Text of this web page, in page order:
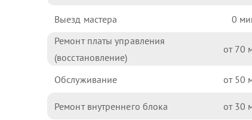
Выезд мастера 0
Ремонт платы управления
(восстановление)
70
Обслуживание 50
Ремонт внутреннего блока 30